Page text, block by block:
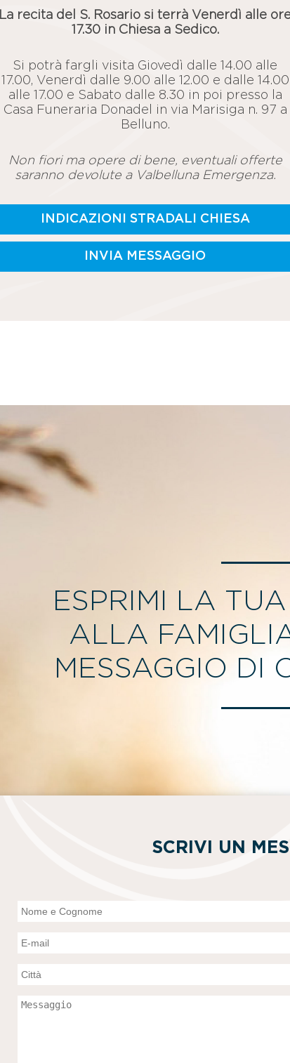
La recita del S. Rosario si terrà Venerdì alle
17.30 in Chiesa a Sedico.
Si potrà fargli visita Giovedì dalle 14.00 alle
17.00, Venerdì dalle 9.00 alle 12.00 e dalle 14.00
alle 17.00 e Sabato dalle 8.30 in poi presso la
Casa Funeraria Donadel in via Marisiga n. 97 a
Belluno.
Non fiori ma opere di bene, eventuali offerte
saranno devolute a Valbelluna Emergenza.
INDICAZIONI STRADALI CHIESA
INVIA MESSAGGIO
ESPRIMI LA
ALLA
MESSAGGIO DI
SCRIVI UN